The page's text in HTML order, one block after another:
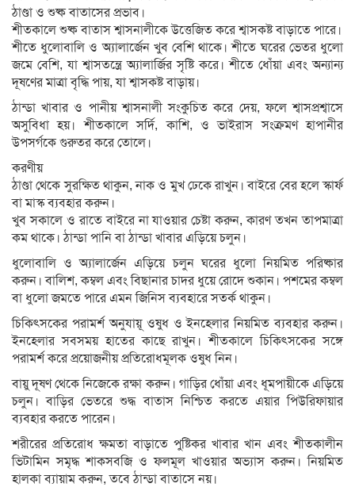
ঠাণ্ডা ও শুষ্ক বাতাসের প্রভাব।
শীতকালে শুষ্ক বাতাস শ্বাসনালীকে উত্তেজিত করে শ্বাসকষ্ট বাড়াতে পারে।
শীতে ধুলোবালি ও অ্যালার্জেন খুব বেশি থাকে। শীতে ঘরের ভেতর ধুলো
জমে বেশি, যা শ্বাসতন্ত্রে অ্যালার্জির সৃষ্টি করে। শীতে ধোঁয়া এবং অন্যান্য
দূষণের মাত্রা বৃদ্ধি পায়, যা শ্বাসকষ্ট বাড়ায়।
ঠান্ডা খাবার ও পানীয় শ্বাসনালী সংকুচিত করে দেয়, ফলে শ্বাসপ্রশ্বাসে
অসুবিধা হয়। শীতকালে সর্দি, কাশি, ও ভাইরাস সংক্রমণ হাপানীর
উপসর্গকে গুরুতর করে তোলে।
করণীয়
ঠাণ্ডা থেকে সুরক্ষিত থাকুন, নাক ও মুখ ঢেকে রাখুন। বাইরে বের হলে স্কার্ফ
বা মাস্ক ব্যবহার করুন।
খুব সকালে ও রাতে বাইরে না যাওয়ার চেষ্টা করুন, কারণ তখন তাপমাত্রা
কম থাকে। ঠান্ডা পানি বা ঠান্ডা খাবার এড়িয়ে চলুন।
ধুলোবালি ও অ্যালার্জেন এড়িয়ে চলুন ঘরের ধুলো নিয়মিত পরিষ্কার
করুন। বালিশ, কম্বল এবং বিছানার চাদর ধুয়ে রোদে শুকান। পশমের কম্বল
বা ধুলো জমতে পারে এমন জিনিস ব্যবহারে সতর্ক থাকুন।
চিকিৎসকের পরামর্শ অনুযায়ূ ওষুধ ও ইনহেলার নিয়মিত ব্যবহার করুন।
ইনহেলার সবসময় হাতের কাছে রাখুন। শীতকালে চিকিৎসকের সঙ্গে
পরামর্শ করে প্রয়োজনীয় প্রতিরোধমূলক ওষুধ নিন।
বায়ু দূষণ থেকে নিজেকে রক্ষা করুন। গাড়ির ধোঁয়া এবং ধূমপায়ীকে এড়িয়ে
চলুন। বাড়ির ভেতরে শুদ্ধ বাতাস নিশ্চিত করতে এয়ার পিউরিফায়ার
ব্যবহার করতে পারেন।
শরীরের প্রতিরোধ ক্ষমতা বাড়াতে পুষ্টিকর খাবার খান এবং শীতকালীন
ভিটামিন সমৃদ্ধ শাকসবজি ও ফলমূল খাওয়ার অভ্যাস করুন। নিয়মিত
হালকা ব্যায়াম করুন, তবে ঠান্ডা বাতাসে নয়।